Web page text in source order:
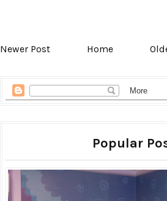
Newer Post Home
Popular